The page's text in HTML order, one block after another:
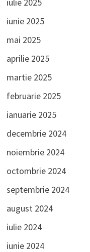
iunie 2025
mai 2025
aprilie 2025
martie 2025
februarie 2025
ianuarie 2025
decembrie 2024
noiembrie 2024
octombrie 2024
septembrie 2024
august 2024
iulie 2024
iunie 2024